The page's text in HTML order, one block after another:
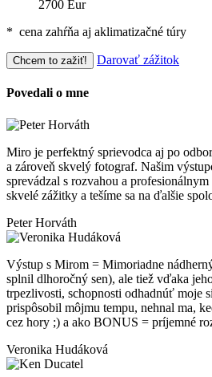
2700 Eur
* cena zahŕňa aj aklimatizačné túry
Chcem to zažiť! Darovať zážitok
Povedali o mne
Miro je perfektný sprievodca aj po
a zároveň skvelý fotograf. Našim
sprevádzal s rozvahou a
skvelé zážitky a tešíme sa na ďalšie
Peter Horváth
Výstup s Mirom = Mimoriadne
splnil dlhoročný sen), ale tiež vďaka
trpezlivosti, schopnosti odhadnúť moje
prispôsobil môjmu tempu, nehnal ma,
cez hory ;) a ako BONUS = príjemné
Veronika Hudáková